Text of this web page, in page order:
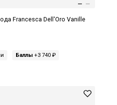
Francesca Dell'Oro Vanille
Баллы +3 740 ₽